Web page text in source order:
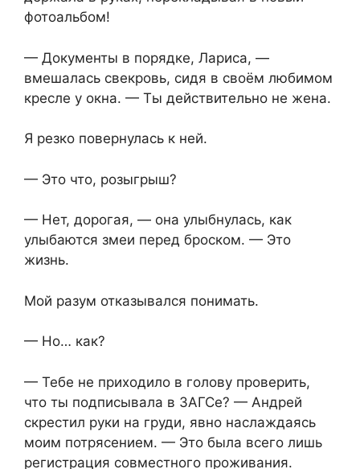
фотоальбом!
— Документы в порядке, Лариса, —
вмешалась свекровь, сидя в своём любимом
кресле у окна. — Ты действительно не жена.
Я резко повернулась к ней.
— Это что, розыгрыш?
— Нет, дорогая, — она улыбнулась, как
улыбаются змеи перед броском. — Это
жизнь.
Мой разум отказывался понимать.
— Но… как?
— Тебе не приходило в голову проверить,
что ты подписывала в ЗАГСе? — Андрей
скрестил руки на груди, явно наслаждаясь
моим потрясением. — Это была всего лишь
регистрация совместного проживания.